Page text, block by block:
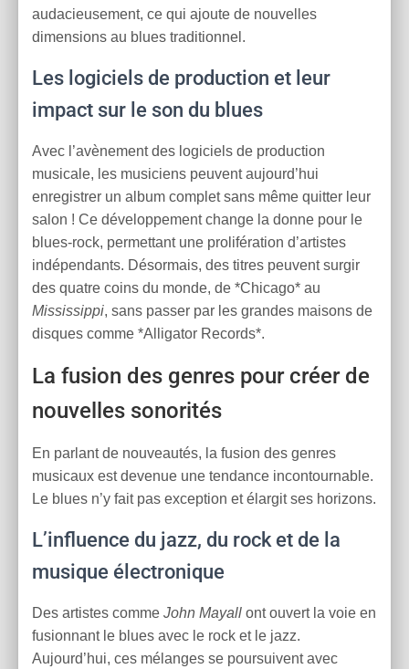
audacieusement, ce qui ajoute de nouvelles
dimensions au blues traditionnel.
Les logiciels de production et leur
impact sur le son du blues
Avec l’avènement des logiciels de production
musicale, les musiciens peuvent aujourd’hui
enregistrer un album complet sans même quitter leur
salon ! Ce développement change la donne pour le
blues-rock, permettant une prolifération d’artistes
indépendants. Désormais, des titres peuvent surgir
des quatre coins du monde, de *Chicago* au
Mississippi, sans passer par les grandes maisons de
disques comme *Alligator Records*.
La fusion des genres pour créer de
nouvelles sonorités
En parlant de nouveautés, la fusion des genres
musicaux est devenue une tendance incontournable.
Le blues n’y fait pas exception et élargit ses horizons.
L’influence du jazz, du rock et de la
musique électronique
Des artistes comme John Mayall ont ouvert la voie en
fusionnant le blues avec le rock et le jazz.
Aujourd’hui, ces mélanges se poursuivent avec